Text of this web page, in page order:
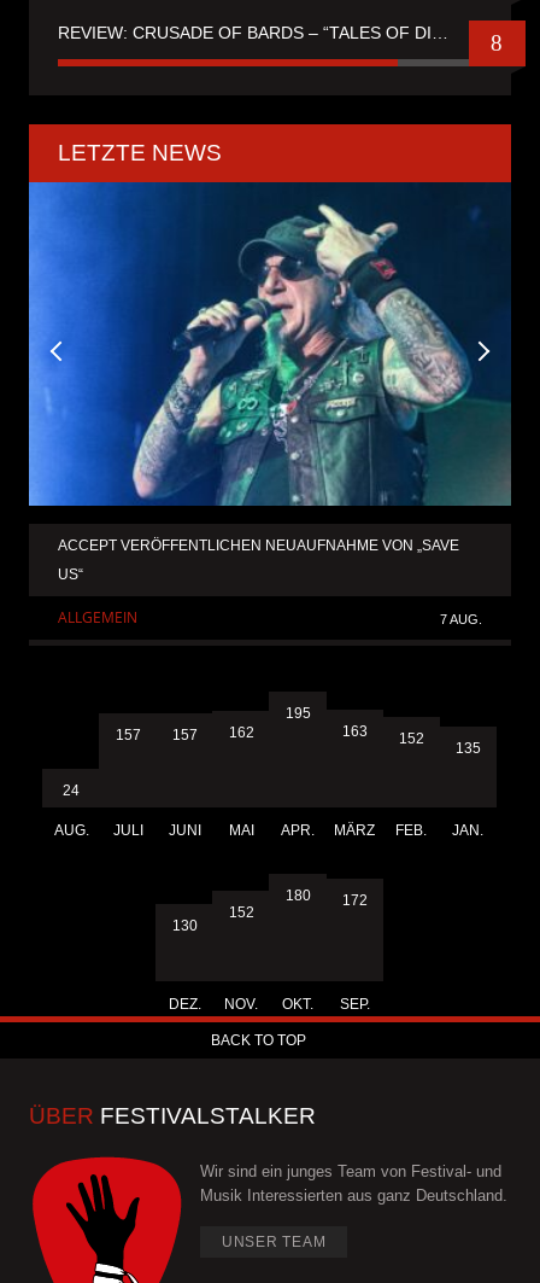
REVIEW: CRUSADE OF BARDS – “TALES OF DISTANT WORLDS“ 8
LETZTE NEWS
ACCEPT VERÖFFENTLICHEN NEUAUFNAHME VON „SAVE
US“
ALLGEMEIN 7 AUG.
24
AUG.
157
JULI
157
JUNI
162
MAI
195
APR.
163
MÄRZ
152
FEB.
135
JAN.
130
DEZ.
152
NOV.
180
OKT.
172
SEP.
BACK TO TOP
ÜBER FESTIVALSTALKER
Wir sind ein junges Team von Festival- und
Musik Interessierten aus ganz Deutschland.
UNSER TEAM